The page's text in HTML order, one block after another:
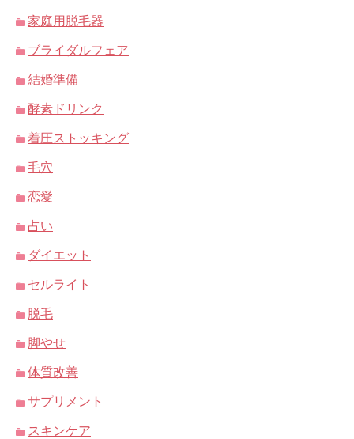
家庭用脱毛器
ブライダルフェア
結婚準備
酵素ドリンク
着圧ストッキング
毛穴
恋愛
占い
ダイエット
セルライト
脱毛
脚やせ
体質改善
サプリメント
スキンケア